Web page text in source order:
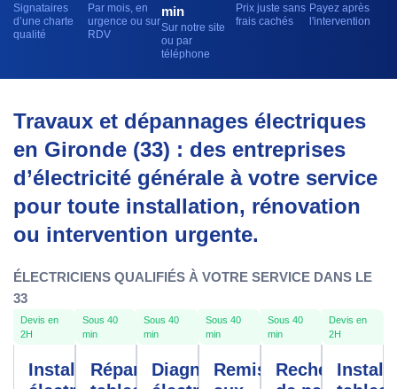
Signataires
d’une charte
qualité
Par mois, en
urgence ou sur
RDV
min
Sur notre site
ou par
téléphone
Prix juste sans
frais cachés
Payez après
l'intervention
Travaux et dépannages électriques
en Gironde (33) : des entreprises
d’électricité générale à votre service
pour toute installation, rénovation
ou intervention urgente.
ÉLECTRICIENS QUALIFIÉS À VOTRE SERVICE DANS LE
33
Devis en
2H
Installation
Sous 40
min
Réparation
Sous 40
min
Diagnostic
Sous 40
min
Remise
Sous 40
min
Recherche
Devis en
2H